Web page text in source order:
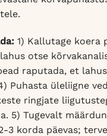
1) Kallutage koera
otse
raputada, et
Puhasta üleliigne
ringjate
5) Tugevalt
3 korda päevas;